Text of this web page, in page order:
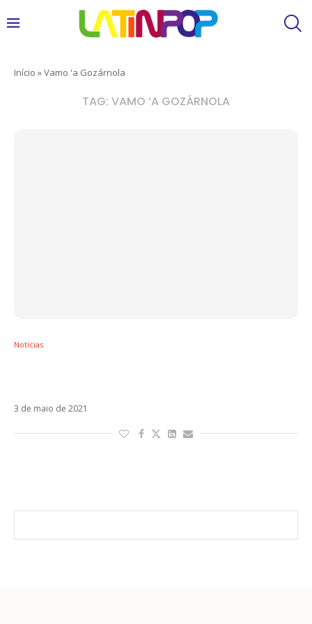
Início »Vamo 'a Gozárnola
TAG: VAMO ‘A GOZÁRNOLA
Notícias
3 de maio de 2021